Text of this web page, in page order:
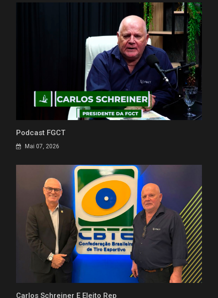
Podcast FGCT
Mai 07, 2026
Carlos Schreiner É Eleito Rep